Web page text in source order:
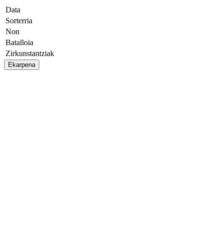
Data
Sorterria
Non
Batalloia
Zirkunstantziak